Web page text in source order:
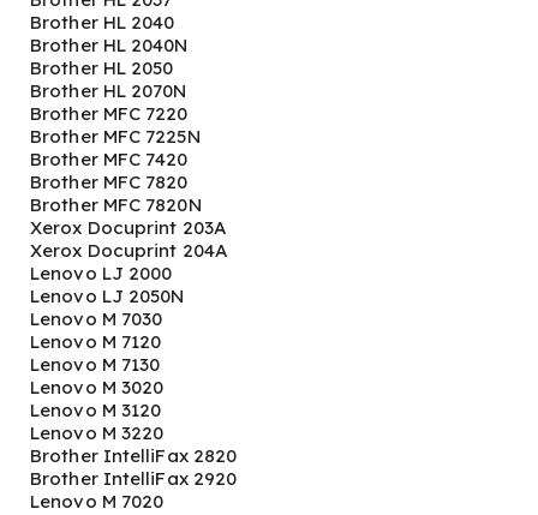
Brother HL 2040
Brother HL 2040N
Brother HL 2050
Brother HL 2070N
Brother MFC 7220
Brother MFC 7225N
Brother MFC 7420
Brother MFC 7820
Brother MFC 7820N
Xerox Docuprint 203A
Xerox Docuprint 204A
Lenovo LJ 2000
Lenovo LJ 2050N
Lenovo M 7030
Lenovo M 7120
Lenovo M 7130
Lenovo M 3020
Lenovo M 3120
Lenovo M 3220
Brother IntelliFax 2820
Brother IntelliFax 2920
Lenovo M 7020